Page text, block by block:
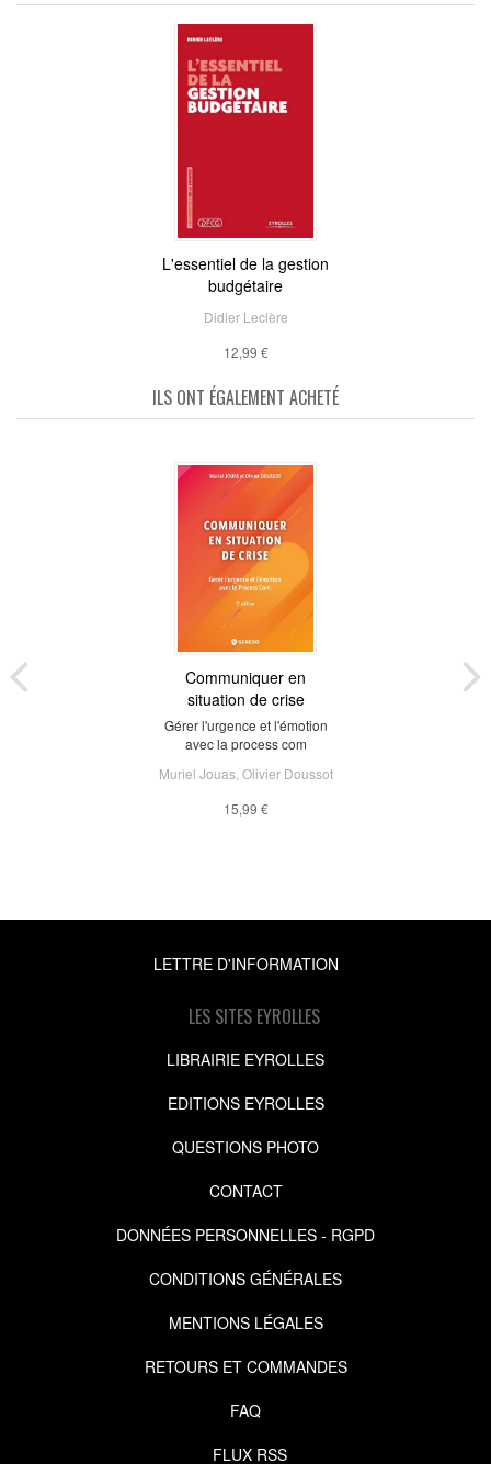
L'essentiel de la gestion
budgétaire
Didier Leclère
12,99 €
ILS ONT ÉGALEMENT ACHETÉ
Communiquer en
situation de crise
Gérer l'urgence et l'émotion
avec la process com
Muriel Jouas, Olivier Doussot
15,99 €
LETTRE D'INFORMATION
LES SITES EYROLLES
LIBRAIRIE EYROLLES
EDITIONS EYROLLES
QUESTIONS PHOTO
CONTACT
DONNÉES PERSONNELLES - RGPD
CONDITIONS GÉNÉRALES
MENTIONS LÉGALES
RETOURS ET COMMANDES
FAQ
FLUX RSS